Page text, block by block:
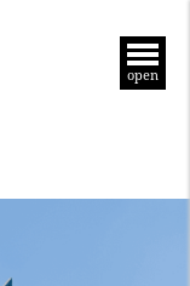
open